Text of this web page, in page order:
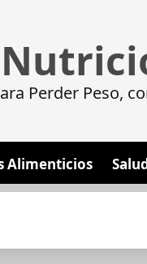
Perder Peso,
Alimenticios